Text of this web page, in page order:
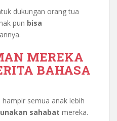
dukungan orang tua
pun bisa
MEREKA
BAHASA
semua anak lebih
sahabat mereka.